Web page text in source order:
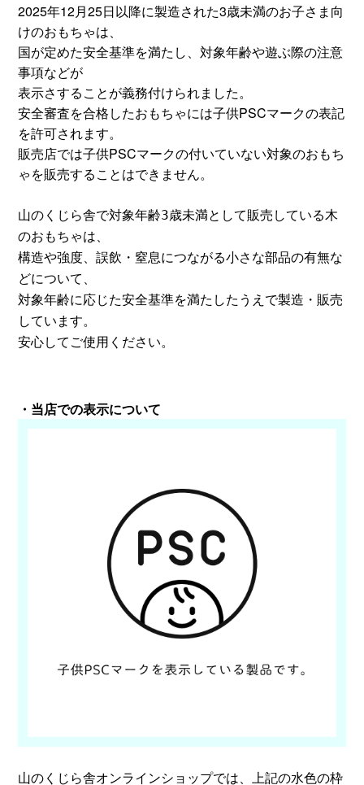
2025年12月25日以降に製造された3歳未満のお子さま向
けのおもちゃは、
国が定めた安全基準を満たし、対象年齢や遊ぶ際の注意
事項などが
表示さすることが義務付けられました。
安全審査を合格したおもちゃには子供PSCマークの表記
を許可されます。
販売店では子供PSCマークの付いていない対象のおもち
ゃを販売することはできません。
山のくじら舎で対象年齢3歳未満として販売している木
のおもちゃは、
構造や強度、誤飲・窒息につながる小さな部品の有無な
どについて、
対象年齢に応じた安全基準を満たしたうえで製造・販売
しています。
安心してご使用ください。
・当店での表示について
山のくじら舎オンラインショップでは、上記の水色の枠